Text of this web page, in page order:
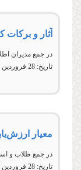
آثار و برکات
در جمع مدیران
تاریخ: 28 فروردين 1391
معیار
در جمع طلاب و
تاریخ: 28 فروردين 1389